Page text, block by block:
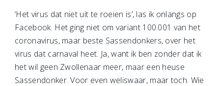
‘Het virus dat niet uit te roeien is’, las ik onlangs op
Facebook. Het ging niet om variant 100.001 van het
coronavirus, maar beste Sassendonkers, over het
virus dat carnaval heet. Ja, want ik ben zonder dat ik
het wil geen Zwollenaar meer, maar een heuse
Sassendonker. Voor even weliswaar, maar toch. Wie